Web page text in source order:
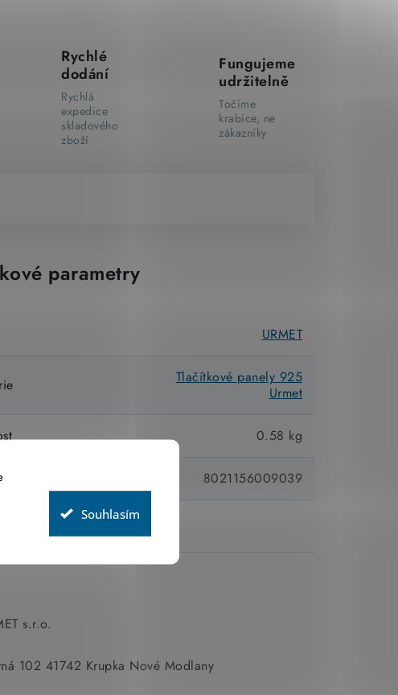
Souhlasím
Rychlé
dodání
Rychlá
expedice
skladového
zboží
Fungujeme
udržitelně
Točíme
krabice, ne
zákazníky
parametry
URMET
Tlačítkové panely 925
Urmet
0.58 kg
8021156009039
s.r.o.
102 41742 Krupka Nové Modlany